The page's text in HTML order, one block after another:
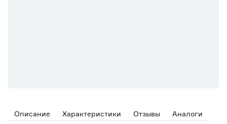
Описание Характеристики Отзывы Аналоги